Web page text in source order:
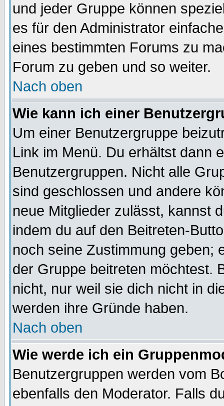
und jeder Gruppe können
es für den Administrator
eines bestimmten Forums zu
Forum zu geben und so weiter.
Nach oben
Wie kann ich einer
Um einer Benutzergruppe
Link im Menü. Du erhältst dann
Benutzergruppen. Nicht alle
sind geschlossen und andere
neue Mitglieder zulässt, kannst
indem du auf den Beitreten-
noch seine Zustimmung geben;
der Gruppe beitreten möchtest.
nicht, nur weil sie dich nicht in
werden ihre Gründe haben.
Nach oben
Wie werde ich ein
Benutzergruppen werden vom
ebenfalls den Moderator. Falls